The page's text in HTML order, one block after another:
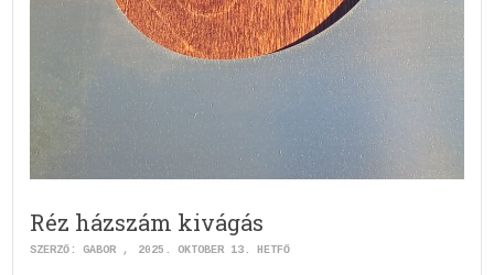
Réz házszám kivágás
SZERZŐ:GABOR 2025. OKTÓBER 13. HÉTFŐ